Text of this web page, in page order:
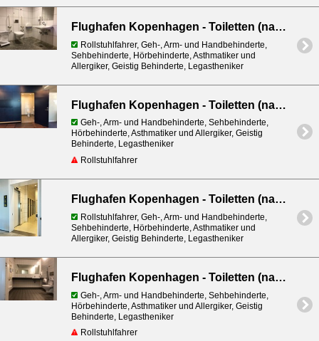
Flughafen Kopenhagen - Toiletten (nach Sicherheitskontrolle) - bei Gate C26
Rollstuhlfahrer, Geh-, Arm- und Handbehinderte,
Sehbehinderte, Hörbehinderte, Asthmatiker und
Allergiker, Geistig Behinderte, Legastheniker
Flughafen Kopenhagen - Toiletten (nach Sicherheitskontrolle) - bei Gate C34
Geh-, Arm- und Handbehinderte, Sehbehinderte,
Hörbehinderte, Asthmatiker und Allergiker, Geistig
Behinderte, Legastheniker
Rollstuhlfahrer
Flughafen Kopenhagen - Toiletten (nach Sicherheitskontrolle) - bei Gate C36
Rollstuhlfahrer, Geh-, Arm- und Handbehinderte,
Sehbehinderte, Hörbehinderte, Asthmatiker und
Allergiker, Geistig Behinderte, Legastheniker
Flughafen Kopenhagen - Toiletten (nach Sicherheitskontrolle) - bei Gate D1
Geh-, Arm- und Handbehinderte, Sehbehinderte,
Hörbehinderte, Asthmatiker und Allergiker, Geistig
Behinderte, Legastheniker
Rollstuhlfahrer